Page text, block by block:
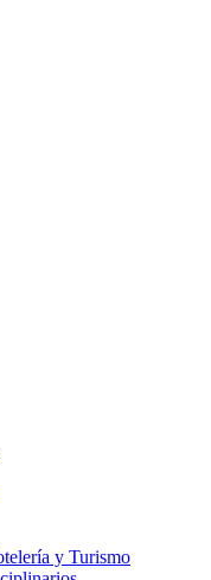
y Turismo